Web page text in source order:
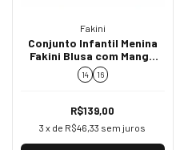
Fakini
Conjunto Infantil Menina
Fakini Blusa com Manga
Bufante e Short Saia Poá
02234
14 16
R$139,00
3 x de R$46,33 sem juros